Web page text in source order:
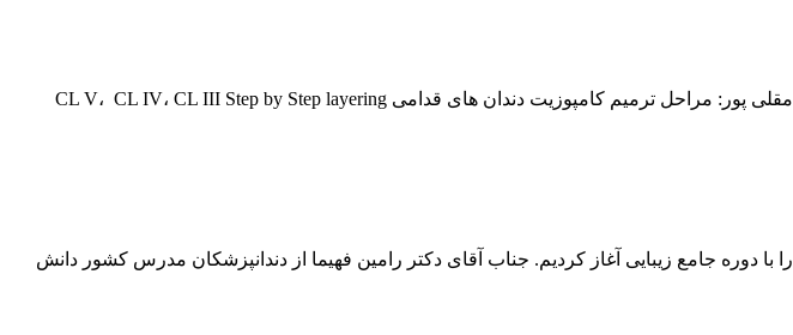
هفته دوم از یازدهمین دوره جامع زیبایی انجمن دندانپزشکان عمومی ایران ۱۱ و ۱۰ تیرماه۹۵ دکتر علی امامقلی پور: مراحل ترمیم کامپوزیت دندان های قدامی CL V، CL IV، CL III Step by Step layering
گزارش برگزاری دومین هفته از دهمین دوره جامع زیبایی انجمن دندانپزشکان عمومی ایران فروردین ۹۵ را با دوره جامع زیبایی آغاز کردیم. جناب آقای دکتر رامین فهیما از دندانپزشکان مدرس کشور دانش